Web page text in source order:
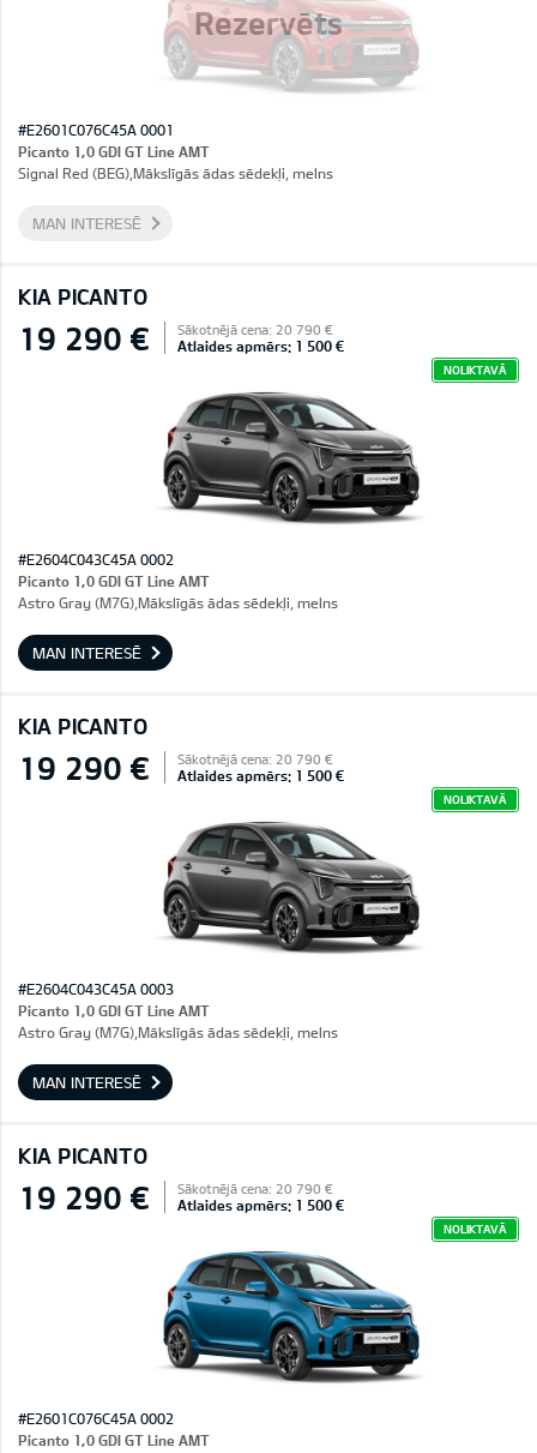
Rezervēts
#E2601C076C45A 0001
Picanto 1,0 GDI GT Line AMT
Signal Red (BEG),Mākslīgās ādas sēdekļi, melns
MAN INTERESĒ
KIA PICANTO
19 290 € Sākotnējā cena: 20 790 €
Atlaides apmērs: 1 500 €
NOLIKTAVĀ
#E2604C043C45A 0002
Picanto 1,0 GDI GT Line AMT
Astro Gray (M7G),Mākslīgās ādas sēdekļi, melns
MAN INTERESĒ
KIA PICANTO
19 290 € Sākotnējā cena: 20 790 €
Atlaides apmērs: 1 500 €
NOLIKTAVĀ
#E2604C043C45A 0003
Picanto 1,0 GDI GT Line AMT
Astro Gray (M7G),Mākslīgās ādas sēdekļi, melns
MAN INTERESĒ
KIA PICANTO
19 290 € Sākotnējā cena: 20 790 €
Atlaides apmērs: 1 500 €
NOLIKTAVĀ
#E2601C076C45A 0002
Picanto 1,0 GDI GT Line AMT